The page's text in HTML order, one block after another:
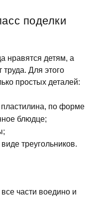
поделки
нравятся детям, а
труда. Для этого
простых деталей:
пластилина, по форме
блюдце;
треугольников.
части воедино и